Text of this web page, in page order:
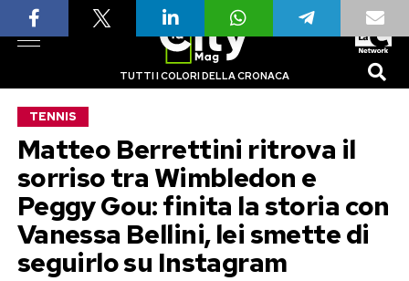
TUTTI I COLORI DELLA CRONACA
TENNIS
Matteo Berrettini ritrova il
sorriso tra Wimbledon e
Peggy Gou: finita la storia con
Vanessa Bellini, lei smette di
seguirlo su Instagram